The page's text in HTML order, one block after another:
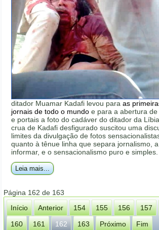
ditador Muamar Kadafi levou paraas
jornais de todo o mundo e para a abertura
e portais a foto do cadáver do ditador da
crua de Kadafi desfigurado suscitou uma
limites da divulgação de fotos
quanto à tênue linha que separa jornalismo,
informar, e o sensacionalismo puro e simples.
Leia mais...
Página 162 de 163
Início
Anterior 154 155 156 157
160
161 162 163 Próximo Fim